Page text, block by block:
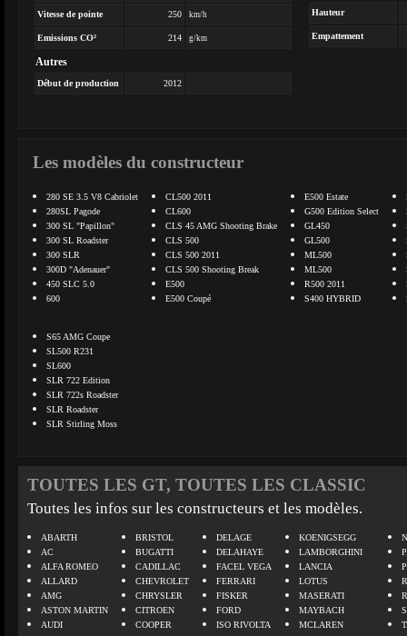
Vitesse de pointe 250 km/h
Emissions CO² 214 g/km
Autres
Début de production 2012
Hauteur
Empattement
Les modèles du constructeur
280 SE 3.5 V8 Cabriolet
280SL Pagode
300 SL "Papillon"
300 SL Roadster
300 SLR
300D "Adenauer"
450 SLC 5.0
600
CL500 2011
CL600
CLS 45 AMG Shooting Brake
CLS 500
CLS 500 2011
CLS 500 Shooting Break
E500
E500 Coupé
E500 Estate
G500 Edition Select
GL450
GL500
ML500
ML500
R500 2011
S400 HYBRID
S65 AMG Coupe
SL500 R231
SL600
SLR 722 Edition
SLR 722s Roadster
SLR Roadster
SLR Stirling Moss
TOUTES LES GT, TOUTES LES CLASSIC
Toutes les infos sur les constructeurs et les modèles.
ABARTH
AC
ALFA ROMEO
ALLARD
AMG
ASTON MARTIN
AUDI
BRISTOL
BUGATTI
CADILLAC
CHEVROLET
CHRYSLER
CITROEN
COOPER
DELAGE
DELAHAYE
FACEL VEGA
FERRARI
FISKER
FORD
ISO RIVOLTA
KOENIGSEGG
LAMBORGHINI
LANCIA
LOTUS
MASERATI
MAYBACH
MCLAREN